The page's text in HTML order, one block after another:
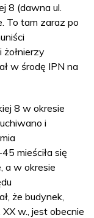
8 (dawna ul.
To tam zaraz po
w środę IPN na
8 w okresie
i
mieściła się
a w okresie
że budynek,
w., jest obecnie